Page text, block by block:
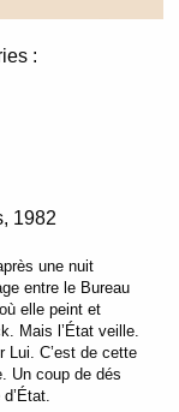
:
1982
une nuit
entre le Bureau
elle peint et
Mais l’État veille.
Lui. C’est de cette
Un coup de dés